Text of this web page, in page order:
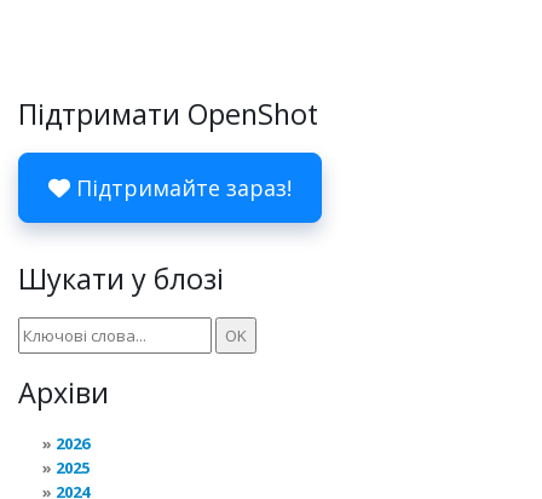
Підтримати OpenShot
Підтримайте зараз!
Шукати у блозі
Архіви
2026
2025
2024